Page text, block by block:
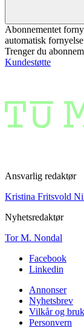
Abonnementet
automatisk
Trenger du
Kundestøtte
Ansvarlig redaktør
Kristina Fritsvold
Nyhetsredaktør
Tor M. Nondal
Facebook
Linkedin
Annonser
Nyhetsbrev
Vilkår og
Personvern